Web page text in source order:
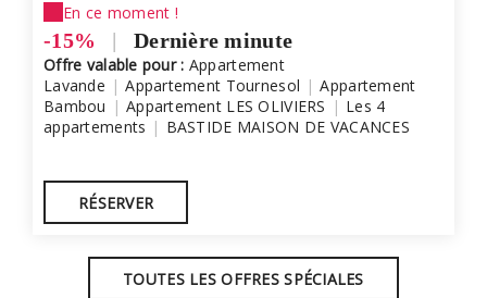
En ce moment !
-15% | Dernière minute
Offre valable pour : Appartement
Lavande | Appartement Tournesol | Appartement
Bambou | Appartement LES OLIVIERS | Les 4
appartements | BASTIDE MAISON DE VACANCES
RÉSERVER
TOUTES LES OFFRES SPÉCIALES